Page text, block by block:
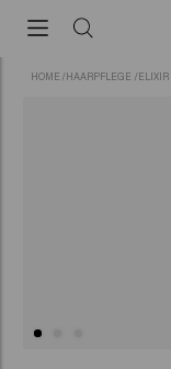
HOME /HAARPFLEGE /ELIXIR